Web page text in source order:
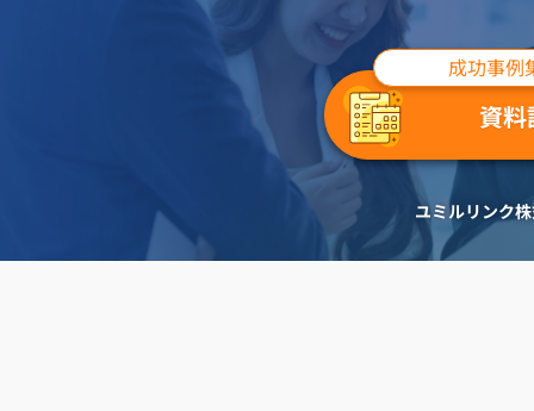
成功事例
資料
ユミルリンク